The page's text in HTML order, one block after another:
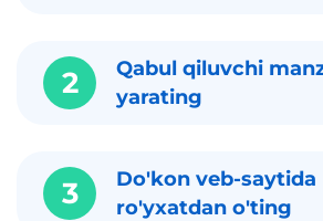
2
Qabul qiluvchi
yarating
3
Do'kon veb-saytida
ro'yxatdan o'ting